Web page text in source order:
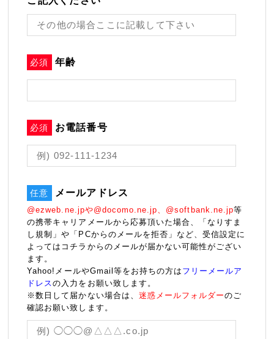
必須 年齢
必須 お電話番号
任意 メールアドレス
@ezweb.ne.jpや@docomo.ne.jp、@softbank.ne.jp等
の携帯キャリアメールから応募頂いた場合、「なりすま
し規制」や「PCからのメールを拒否」など、受信設定に
よってはコチラからのメールが届かない可能性がござい
ます。
Yahoo!メールやGmail等をお持ちの方は フリーメールア
ドレスの入力をお願い致します。
※数日して届かない場合は、 迷惑メールフォルダーのご
確認お願い致します。